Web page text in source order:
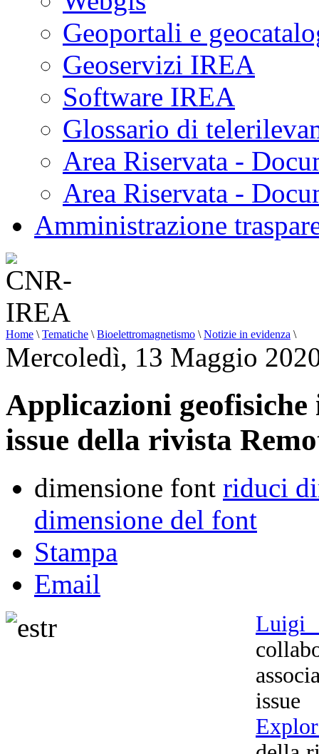
Geoportali e
Geoservizi IREA
Software IREA
Glossario di
Area Riservata -
Area Riservata -
Amministrazione
Home \ Tematiche \ Bioelettromagnetismo \ Notizie in evidenza \
Mercoledì, 13 Maggio
Applicazioni geofisiche
issue della rivista
dimensione font riduci
dimensione del font
Stampa
Email
Luigi